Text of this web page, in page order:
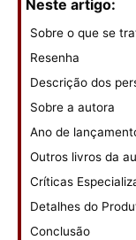
Neste artigo:
Sobre o que se
Resenha
Descrição dos
Sobre a autora
Ano de
Outros livros da
Críticas
Detalhes do
Conclusão